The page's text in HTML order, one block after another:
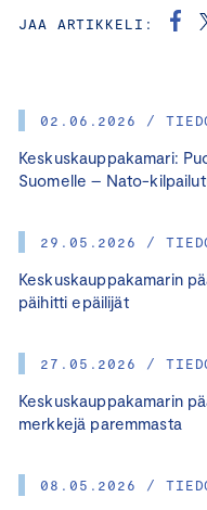
02.06.2026 /
Keskuskauppakamari:
Suomelle – Nato-
29.05.2026 /
Keskuskauppakamarin
päihitti epäilijät
27.05.2026 /
Keskuskauppakamarin
merkkejä paremmasta
08.05.2026 /
JAA ARTIKKELI: